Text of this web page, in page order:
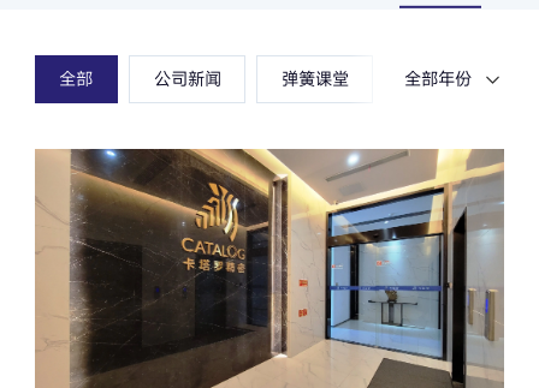
全部 公司新闻 弹簧课堂
2026
2025
2024
2022
2021